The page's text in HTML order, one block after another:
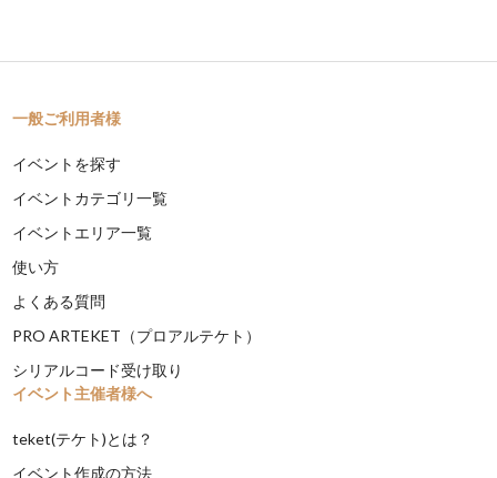
一般ご利用者様
イベントを探す
イベントカテゴリ一覧
イベントエリア一覧
使い方
よくある質問
PRO ARTEKET（プロアルテケト）
シリアルコード受け取り
イベント主催者様へ
teket(テケト)とは？
イベント作成の方法